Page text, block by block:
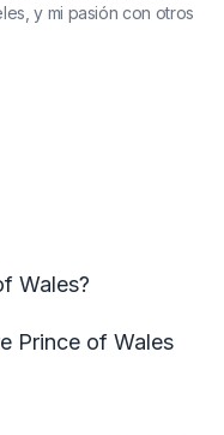
y mi pasión con otros
Wales?
Prince of Wales